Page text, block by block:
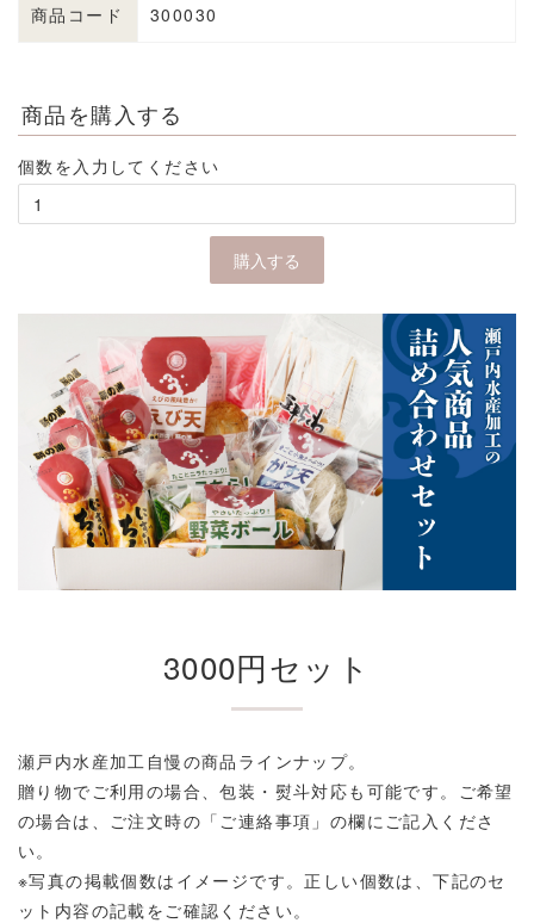
商品コード 300030
商品を購入する
個数を入力してください
3000円セット
瀬戸内水産加工自慢の商品ラインナップ。
贈り物でご利用の場合、包装・熨斗対応も可能です。ご希望
の場合は、ご注文時の「ご連絡事項」の欄にご記入くださ
い。
※写真の掲載個数はイメージです。正しい個数は、下記のセ
ット内容の記載をご確認ください。